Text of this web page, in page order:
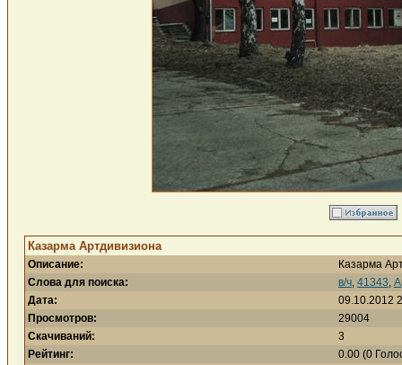
Казарма Артдивизиона
Описание:
Казарма
Слова для поиска:
в/ч, 41343,
Дата:
09.10.2012
Просмотров:
29004
Скачиваний:
3
Рейтинг:
0.00 (0